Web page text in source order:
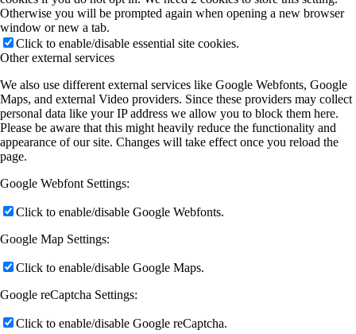
Otherwise you will be prompted again when opening a new browser
window or new a tab.
Click to enable/disable essential site cookies.
Other external services
We also use different external services like Google Webfonts, Google
Maps, and external Video providers. Since these providers may collect
personal data like your IP address we allow you to block them here.
Please be aware that this might heavily reduce the functionality and
appearance of our site. Changes will take effect once you reload the
page.
Google Webfont Settings:
Click to enable/disable Google Webfonts.
Google Map Settings:
Click to enable/disable Google Maps.
Google reCaptcha Settings:
Click to enable/disable Google reCaptcha.